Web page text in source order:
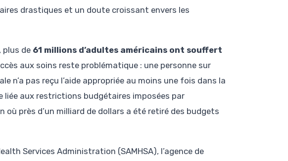
drastiques et un doute croissant envers les
plus de 61 millions d’adultes américains ont souffert
aux soins reste problématique : une personne sur
n’a pas reçu l’aide appropriée au moins une fois dans la
aux restrictions budgétaires imposées par
où près d’un milliard de dollars a été retiré des budgets
Services Administration (SAMHSA), l’agence de